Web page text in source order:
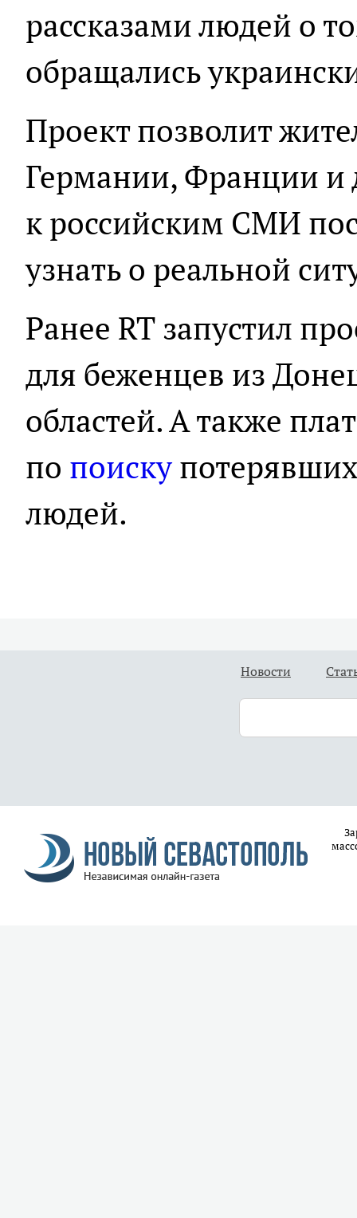
рассказами людей о
обращались
Проект позволит
Германии, Франции и
к российским СМИ
узнать о реальной
Ранее RT запустил
для беженцев из
областей. А также
по поиску
людей.
Новости